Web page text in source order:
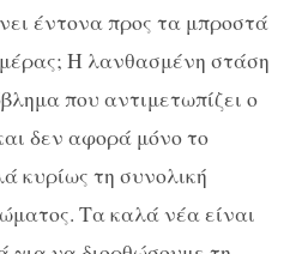
έντονα προς τα μπροστά
Η λανθασμένη στάση
που αντιμετωπίζει ο
δεν αφορά μόνο το
κυρίως τη συνολική
Τα καλά νέα είναι